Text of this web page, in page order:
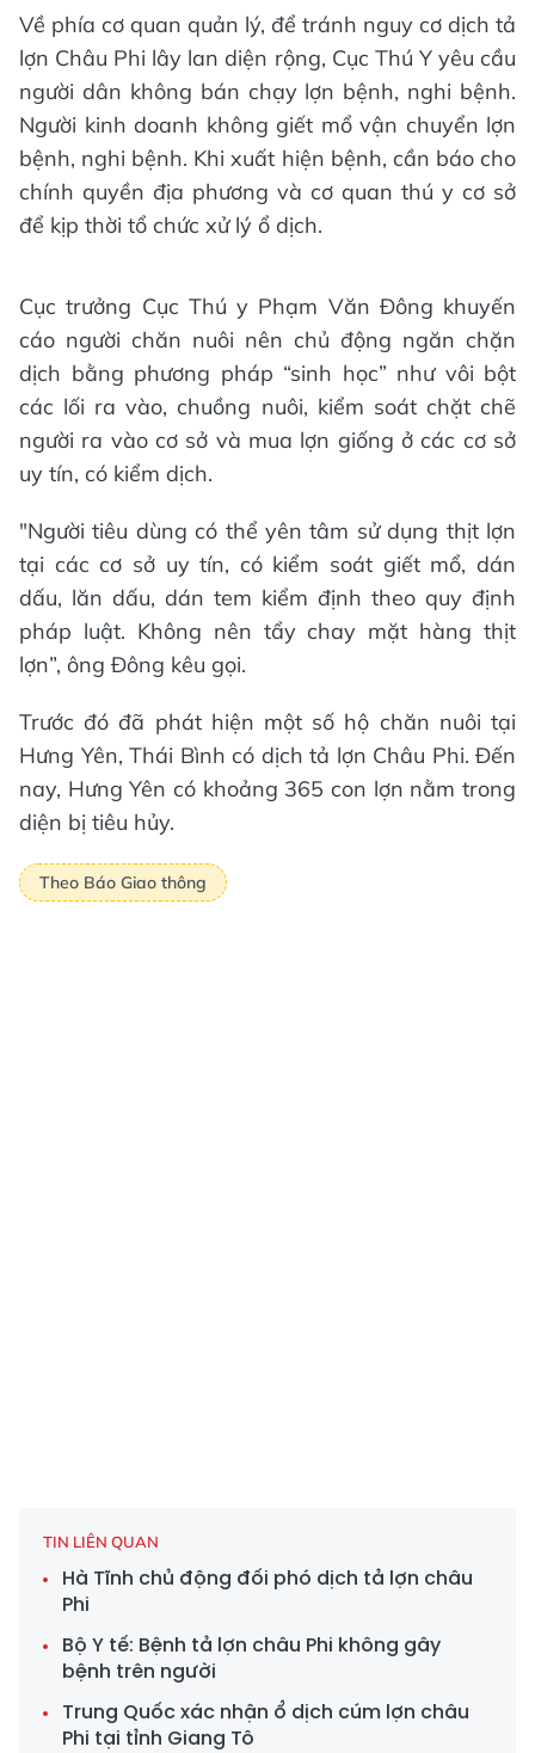
Về phía cơ quan quản lý, để tránh nguy cơ dịch tả
lợn Châu Phi lây lan diện rộng, Cục Thú Y yêu cầu
người dân không bán chạy lợn bệnh, nghi bệnh.
Người kinh doanh không giết mổ vận chuyển lợn
bệnh, nghi bệnh. Khi xuất hiện bệnh, cần báo cho
chính quyền địa phương và cơ quan thú y cơ sở
để kịp thời tổ chức xử lý ổ dịch.
Cục trưởng Cục Thú y Phạm Văn Đông khuyến
cáo người chăn nuôi nên chủ động ngăn chặn
dịch bằng phương pháp “sinh học” như vôi bột
các lối ra vào, chuồng nuôi, kiểm soát chặt chẽ
người ra vào cơ sở và mua lợn giống ở các cơ sở
uy tín, có kiểm dịch.
"Người tiêu dùng có thể yên tâm sử dụng thịt lợn
tại các cơ sở uy tín, có kiểm soát giết mổ, dán
dấu, lăn dấu, dán tem kiểm định theo quy định
pháp luật. Không nên tẩy chay mặt hàng thịt
lợn”, ông Đông kêu gọi.
Trước đó đã phát hiện một số hộ chăn nuôi tại
Hưng Yên, Thái Bình có dịch tả lợn Châu Phi. Đến
nay, Hưng Yên có khoảng 365 con lợn nằm trong
diện bị tiêu hủy.
Theo Báo Giao thông
TIN LIÊN QUAN
Hà Tĩnh chủ động đối phó dịch tả lợn châu
Phi
Bộ Y tế: Bệnh tả lợn châu Phi không gây
bệnh trên người
Trung Quốc xác nhận ổ dịch cúm lợn châu
Phi tại tỉnh Giang Tô